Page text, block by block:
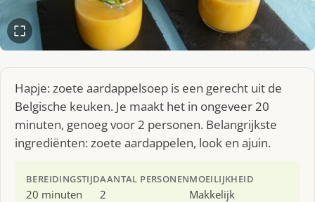
Hapje: zoete aardappelsoep is een gerecht uit de
Belgische keuken. Je maakt het in ongeveer 20
minuten, genoeg voor 2 personen. Belangrijkste
ingrediënten: zoete aardappelen, look en ajuin.
BEREIDINGSTIJD
20 minuten
AANTAL PERSONEN
2
MOEILIJKHEID
Makkelijk